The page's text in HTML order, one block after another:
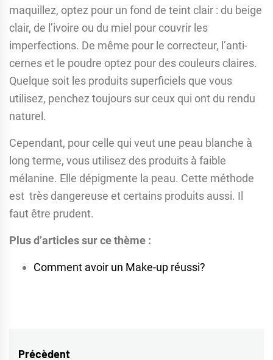
maquillez, optez pour un fond de teint clair : du beige
clair, de l’ivoire ou du miel pour couvrir les
imperfections. De même pour le correcteur, l’anti-
cernes et le poudre optez pour des couleurs claires.
Quelque soit les produits superficiels que vous
utilisez, penchez toujours sur ceux qui ont du rendu
naturel.
Cependant, pour celle qui veut une peau blanche à
long terme, vous utilisez des produits à faible
mélanine. Elle dépigmente la peau. Cette méthode
est très dangereuse et certains produits aussi. Il
faut être prudent.
Plus d’articles sur ce thème :
Comment avoir un Make-up réussi?
Précèdent